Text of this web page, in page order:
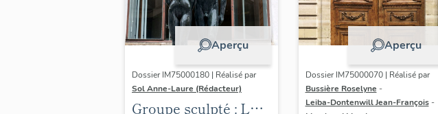
Aperçu
Dossier IM75000180 | Réalisé par
Sol Anne-Laure (Rédacteur)
Groupe sculpté : Les
Aperçu
Dossier IM75000070 | Réalisé par
Bussière Roselyne -
Leiba-Dontenwill Jean-François -